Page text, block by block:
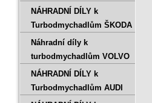
NÁHRADNÍ DÍLY k
Turbodmychadlům ŠKODA
Náhradní díly k
turbodmychadlům VOLVO
NÁHRADNÍ DÍLY k
Turbodmychadlům AUDI